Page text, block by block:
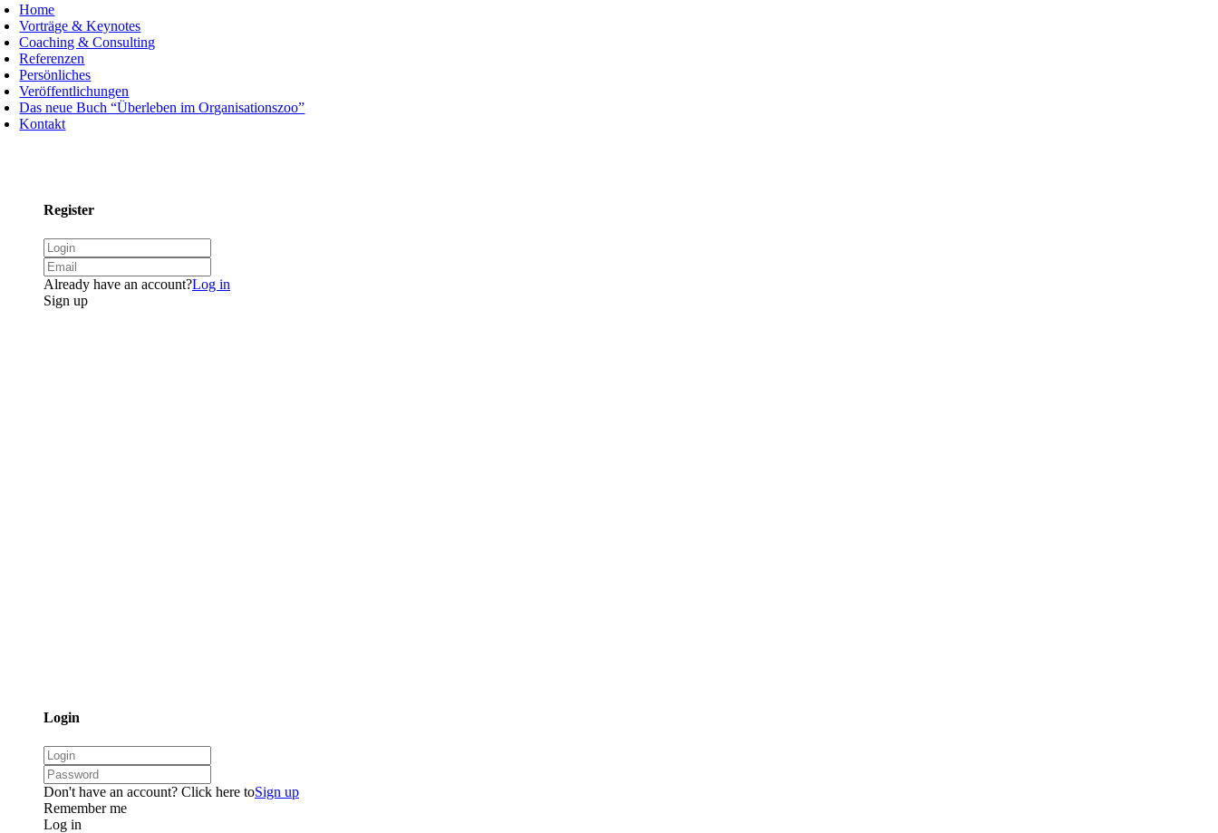
Home
Vorträge & Keynotes
Coaching & Consulting
Referenzen
Persönliches
Veröffentlichungen
Das neue Buch “Überleben im Organisationszoo”
Kontakt
Register
Already have an account?Log in
Sign up
Login
Don't have an account? Click here toSign up
Remember me
Log in